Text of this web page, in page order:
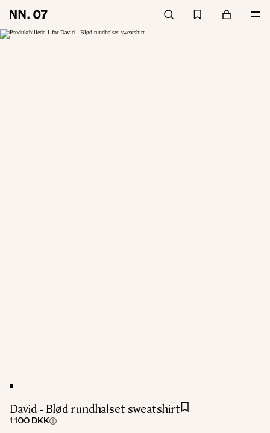
David - Blød rundhalset sweatshirt
1 100 DKK